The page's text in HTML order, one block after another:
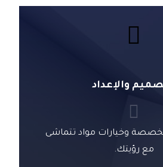
والإعداد
وخيارات مواد تتماشى
مع رؤيتك.